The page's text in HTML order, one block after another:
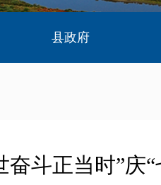
县政府
斗正当时”庆